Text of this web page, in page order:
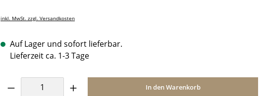
inkl. MwSt. zzgl. Versandkosten
Auf Lager und sofort lieferbar.
Lieferzeit ca. 1-3 Tage
Produkt Anzahl: Gib den gewünschten Wert
In den Warenkorb